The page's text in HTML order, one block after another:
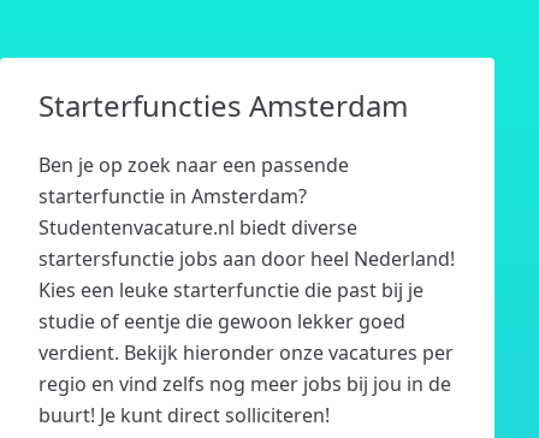
Starterfuncties Amsterdam
Ben je op zoek naar een passende
starterfunctie in Amsterdam?
Studentenvacature.nl biedt diverse
startersfunctie jobs aan door heel Nederland!
Kies een leuke starterfunctie die past bij je
studie of eentje die gewoon lekker goed
verdient. Bekijk hieronder onze vacatures per
regio en vind zelfs nog meer jobs bij jou in de
buurt! Je kunt direct solliciteren!